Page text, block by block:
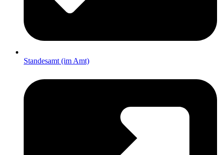
Standesamt (im Amt)